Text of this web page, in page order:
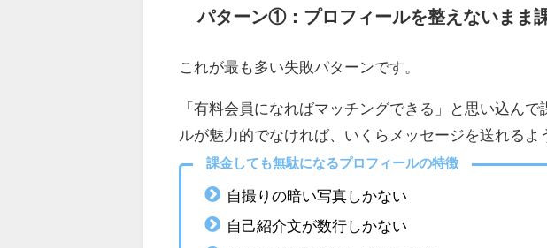
パターン①：プロフィールを整えないまま
これが最も多い失敗パターンです。
「有料会員になればマッチングできる」と思い込ん
ルが魅力的でなければ、いくらメッセージを送れるよ
課金しても無駄になるプロフィールの特徴
自撮りの暗い写真しかない
自己紹介文が数行しかない